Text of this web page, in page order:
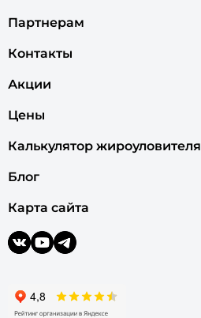
Партнерам
Контакты
Акции
Цены
Калькулятор жироуловителя
Блог
Карта сайта